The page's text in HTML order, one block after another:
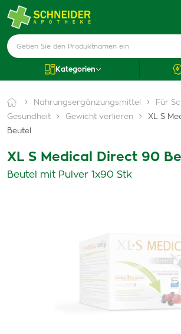
Kategorien
Nahrungsergänzungsmittel
Für
Gesundheit
Gewicht verlieren
XL S
Beutel
XL S Medical Direct 90
Beutel mit Pulver 1x90 Stk